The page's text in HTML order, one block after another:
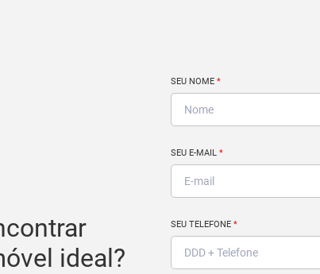
ideal?
SEU NOME *
SEU E-MAIL *
SEU TELEFONE *